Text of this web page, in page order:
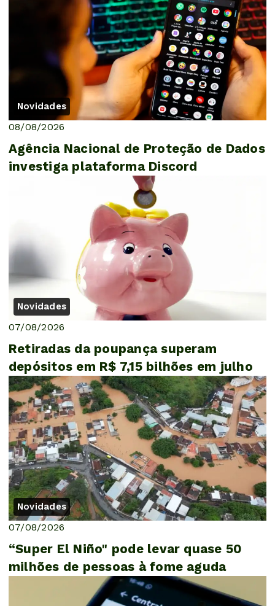
Novidades
08/08/2026
Agência Nacional de Proteção de Dados
investiga plataforma Discord
Novidades
07/08/2026
Retiradas da poupança superam
depósitos em R$ 7,15 bilhões em julho
Novidades
07/08/2026
“Super El Niño" pode levar quase 50
milhões de pessoas à fome aguda